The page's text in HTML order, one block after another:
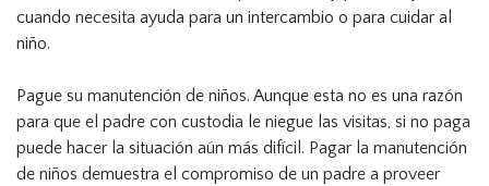
cuando necesita ayuda para un intercambio o para cuidar al
niño.
Pague su manutención de niños. Aunque esta no es una razón
para que el padre con custodia le niegue las visitas, si no paga
puede hacer la situación aún más difícil. Pagar la manutención
de niños demuestra el compromiso de un padre a proveer